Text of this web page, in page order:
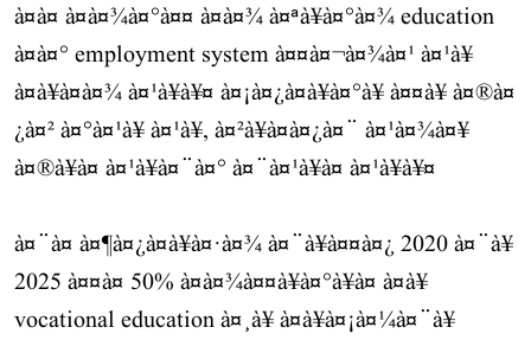
à¤à¤ à¤­à¤¾à¤°à¤¤ à¤à¤¾ à¤ªà¥à¤°à¤¾ education
à¤à¤° employment system à¤¤à¤¬à¤¾à¤¹ à¤¹à¥
à¤à¥à¤à¤¾ à¤¹à¥à¥¤ à¤¡à¤¿à¤à¥à¤°à¥ à¤¤à¥ à¤®à¤
¿à¤² à¤°à¤¹à¥ à¤¹à¥, à¤²à¥à¤à¤¿à¤¨ à¤¹à¤¾à¤¥
à¤®à¥à¤ à¤¹à¥à¤¨à¤° à¤¨à¤¹à¥à¤ à¤¹à¥à¥¤
à¤¨à¤ à¤¶à¤¿à¤à¥à¤·à¤¾ à¤¨à¥à¤¤à¤¿ 2020 à¤¨à¥
2025 à¤¤à¤ 50% à¤à¤¾à¤¤à¥à¤°à¥à¤ à¤à¥
vocational education à¤¸à¥ à¤à¥à¤¡à¤¼à¤¨à¥